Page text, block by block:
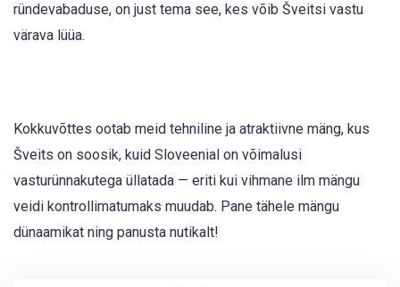
ründevabaduse, on just tema see, kes võib Šveitsi vastu
värava lüüa.
Kokkuvõttes ootab meid tehniline ja atraktiivne mäng, kus
Šveits on soosik, kuid Sloveenial on võimalusi
vasturünnakutega üllatada — eriti kui vihmane ilm mängu
veidi kontrollimatumaks muudab. Pane tähele mängu
dünaamikat ning panusta nutikalt!